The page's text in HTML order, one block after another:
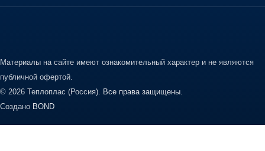
Материалы на сайте имеют ознакомительный характер и не являются
публичной офертой.
© 2026 Теплоплас (Россия). Все права защищены.
Создано BOND